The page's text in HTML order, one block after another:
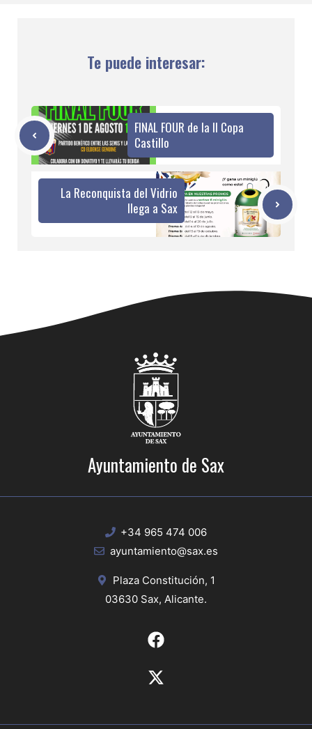
Te puede interesar:
FINAL FOUR de la II Copa
Castillo
La Reconquista del Vidrio
llega a Sax
Ayuntamiento de Sax
+34 965 474 006
ayuntamiento@sax.es
Plaza Constitución, 1
03630 Sax, Alicante.